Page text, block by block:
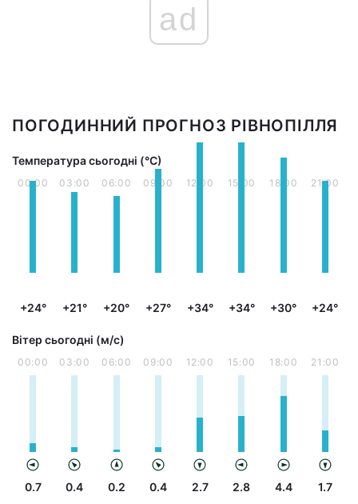
ad
ПОГОДИННИЙ ПРОГНОЗ РІВНОПІЛЛЯ
Температура сьогодні (°С)
00:00
+24°
03:00
+21°
06:00
+20°
09:00
+27°
12:00
+34°
15:00
+34°
18:00
+30°
21:00
+24°
Вітер сьогодні (м/с)
00:00
0.7
03:00
0.4
06:00
0.2
09:00
0.4
12:00
2.7
15:00
2.8
18:00
4.4
21:00
1.7